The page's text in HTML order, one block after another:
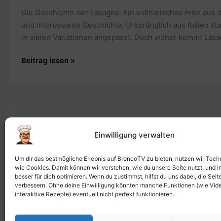
Einwilligung verwalten
Um dir das bestmögliche Erlebnis auf BroncoTV zu bieten, nutzen wir
wie Cookies. Damit können wir verstehen, wie du unsere Seite nutzt, und
besser für dich optimieren. Wenn du zustimmst, hilfst du uns dabei, die
verbessern. Ohne deine Einwilligung könnten manche Funktionen (wie
interaktive Rezepte) eventuell nicht perfekt funktionieren.
Die Geschichte der Lasagne: Ein kulinarisches Erbe
und interessante Geschichte. Ursprünglich aus Italien
in vielen Variationen angepasst. Doch woher kommt
Die
„Lagana“
zur
modernen
Lieblingsspeise
Beitrag lesen »
Impressum